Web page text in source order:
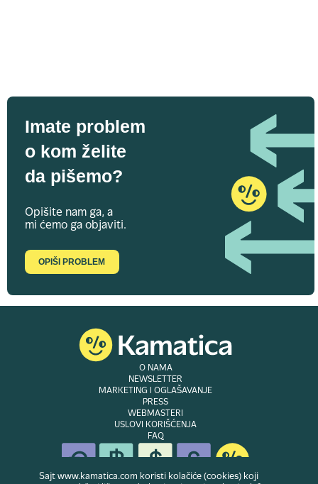
Imate problem
o kom želite
da pišemo?
Opišite nam ga, a
mi ćemo ga objaviti.
OPIŠI PROBLEM
O NAMA
NEWSLETTER
MARKETING I OGLAŠAVANJE
PRESS
WEBMASTERI
USLOVI KORIŠĆENJA
FAQ
Sajt www.kamatica.com koristi kolačiće (cookies) koji